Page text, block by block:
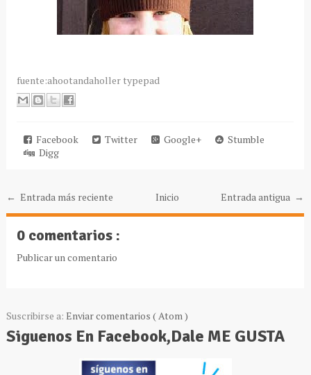
fuente:ahootandaholler typepad
Facebook Twitter Google+
Stumble
Digg
← Entrada más reciente Entrada antigua →
Inicio
0 comentarios :
Publicar un comentario
Suscribirse a: Enviar comentarios ( Atom )
Siguenos En Facebook,Dale ME GUSTA